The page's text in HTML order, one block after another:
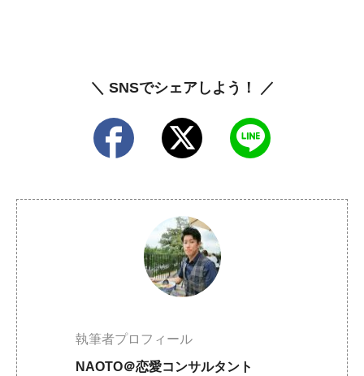
＼ SNSでシェアしよう！ ／
執筆者プロフィール
NAOTO＠恋愛コンサルタント